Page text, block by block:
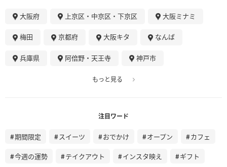
大阪府 上京区・中京区・下京区 大阪ミナミ
梅田 京都府 大阪キタ なんば
兵庫県 阿倍野・天王寺 神戸市
もっと見る
注目ワード
期間限定 スイーツ おでかけ オープン カフェ
今週の運勢 テイクアウト インスタ映え ギフト